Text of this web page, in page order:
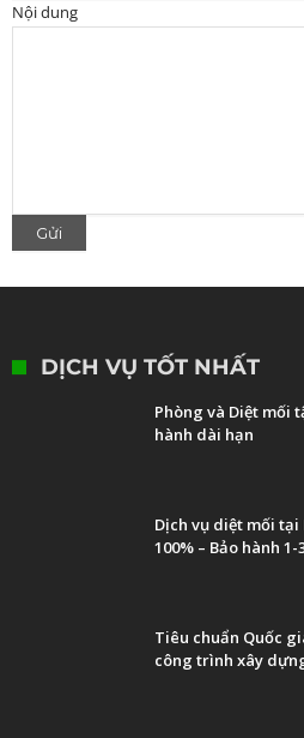
Nội dung
DỊCH VỤ TỐT NHẤT
Phòng và Diệt mối
hành dài hạn
Dịch vụ diệt mối
100% – Bảo hành 1-
Tiêu chuẩn Quốc
công trình xây